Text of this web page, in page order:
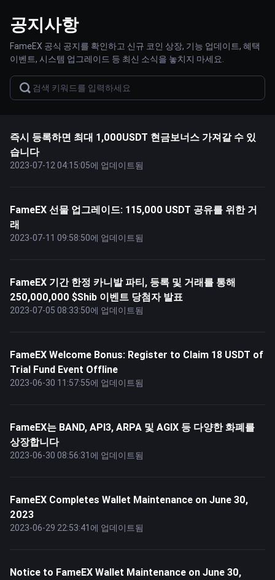
공지사항
FameEX 공식 공지를 확인하고 신규 코인 상장, 기능 업데이트, 혜택
이벤트, 시스템 업그레이드 등 최신 소식을 놓치지 마세요.
즉시 등록하면 최대 1,000USDT 현금보너스 가져갈 수 있
습니다
2023-07-12 04:15:05에 업데이트됨
FameEX 선물 업그레이드: 115,000 USDT 공유를 위한 거
래
2023-07-11 09:58:50에 업데이트됨
FameEX 기간 한정 카니발 파티, 등록 및 거래를 통해
250,000,000 $Shib 이벤트 당첨자 발표
2023-07-05 08:33:50에 업데이트됨
FameEX Welcome Bonus: Register to Claim 18 USDT of
Trial Fund Event Offline
2023-06-30 11:57:55에 업데이트됨
FameEX는 BAND, API3, ARPA 및 AGIX 등 다양한 화폐를
상장합니다
2023-06-30 08:56:31에 업데이트됨
FameEX Completes Wallet Maintenance on June 30,
2023
2023-06-29 22:53:41에 업데이트됨
Notice to FameEX Wallet Maintenance on June 30,